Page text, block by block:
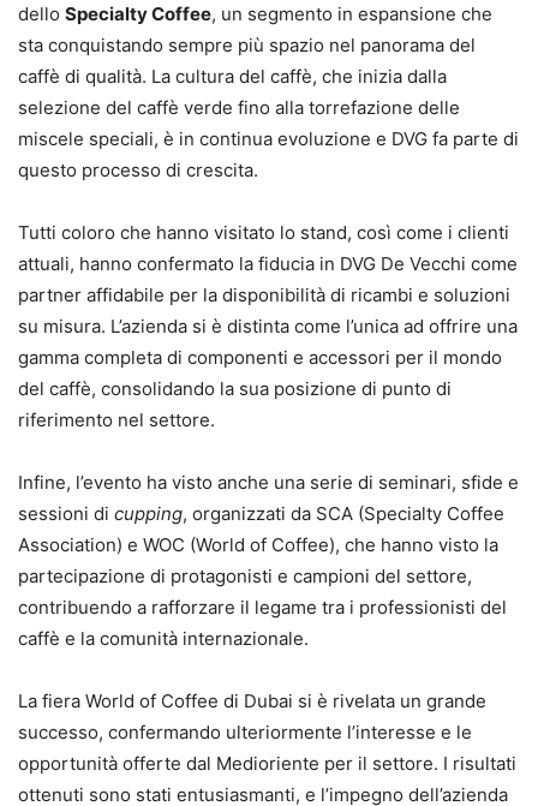
dello Specialty Coffee, un segmento in espansione che
sta conquistando sempre più spazio nel panorama del
caffè di qualità. La cultura del caffè, che inizia dalla
selezione del caffè verde fino alla torrefazione delle
miscele speciali, è in continua evoluzione e DVG fa parte di
questo processo di crescita.
Tutti coloro che hanno visitato lo stand, così come i clienti
attuali, hanno confermato la fiducia in DVG De Vecchi come
partner affidabile per la disponibilità di ricambi e soluzioni
su misura. L’azienda si è distinta come l’unica ad offrire una
gamma completa di componenti e accessori per il mondo
del caffè, consolidando la sua posizione di punto di
riferimento nel settore.
Infine, l’evento ha visto anche una serie di seminari, sfide e
sessioni di cupping, organizzati da SCA (Specialty Coffee
Association) e WOC (World of Coffee), che hanno visto la
partecipazione di protagonisti e campioni del settore,
contribuendo a rafforzare il legame tra i professionisti del
caffè e la comunità internazionale.
La fiera World of Coffee di Dubai si è rivelata un grande
successo, confermando ulteriormente l’interesse e le
opportunità offerte dal Medioriente per il settore. I risultati
ottenuti sono stati entusiasmanti, e l’impegno dell’azienda